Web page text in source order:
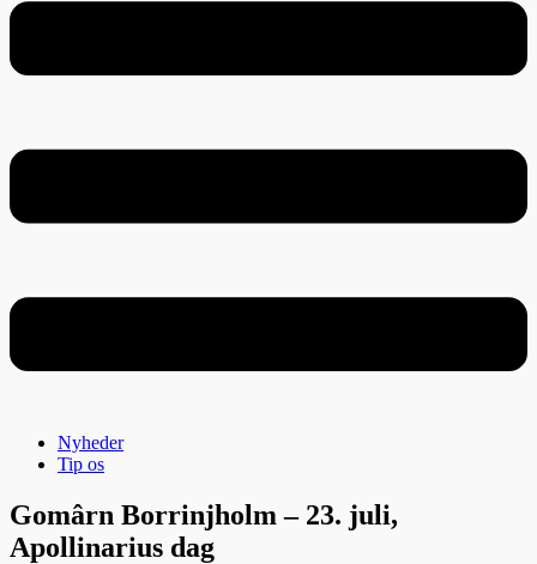
Nyheder
Tip os
Gomârn Borrinjholm – 23. juli,
Apollinarius dag